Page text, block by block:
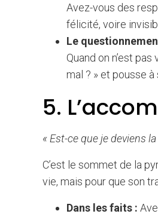
Avez-vous des
félicité, voire
Le
Quand on n’est
mal ? » et pousse
5.
« Est-ce que je deviens
C’est le sommet de la
vie, mais pour que son
Dans les faits :